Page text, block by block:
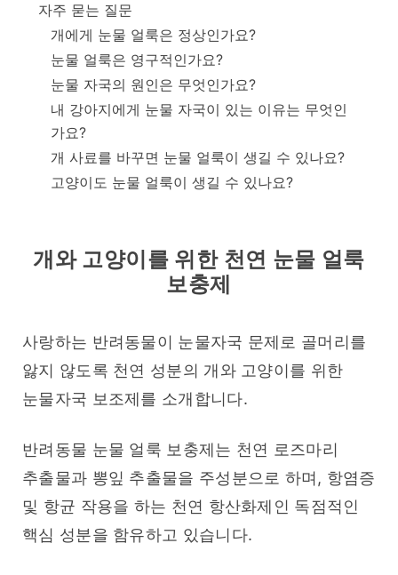
자주 묻는 질문
개에게 눈물 얼룩은 정상인가요?
눈물 얼룩은 영구적인가요?
눈물 자국의 원인은 무엇인가요?
내 강아지에게 눈물 자국이 있는 이유는 무엇인
가요?
개 사료를 바꾸면 눈물 얼룩이 생길 수 있나요?
고양이도 눈물 얼룩이 생길 수 있나요?
개와 고양이를 위한 천연 눈물 얼룩
보충제
사랑하는 반려동물이 눈물자국 문제로 골머리를
앓지 않도록 천연 성분의 개와 고양이를 위한
눈물자국 보조제를 소개합니다.
반려동물 눈물 얼룩 보충제는 천연 로즈마리
추출물과 뽕잎 추출물을 주성분으로 하며, 항염증
및 항균 작용을 하는 천연 항산화제인 독점적인
핵심 성분을 함유하고 있습니다.